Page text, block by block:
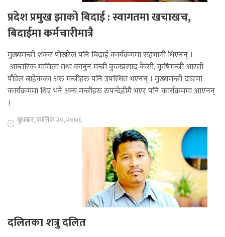
प्रदेश प्रमुख झाको बिदाई : स्वागतमा खचाखच,
बिदाईमा कर्मचारीमात्रै
मुख्यमन्त्री शंकर पोखरेल पनि बिदाई कार्यक्रममा सहभागी थिएनन् ।
आन्तरिक मामिला तथा कानुन मन्त्री कुलप्रसाद केसी, कृषिमन्त्री आरती
पौडेल बाहेकका अरु मन्त्रीहरु पनि उपस्थित भएनन् । मुख्यमन्त्री दाङमा
कार्यक्रममा थिए भने अन्य मन्त्रीहरु रुपन्देहीमै भएर पनि कार्यक्रममा आएनन्
।
बुधबार, कात्तिक २०, २०७६
दलितका शत्रु दलित